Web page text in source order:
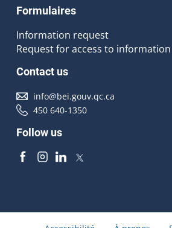
Formulaires
Information request
Request for access to information
Contact us
info@bei.gouv.qc.ca
450 640-1350
Follow us